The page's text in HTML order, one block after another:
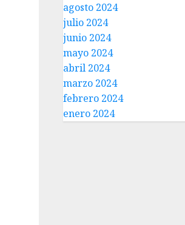
agosto 2024
julio 2024
junio 2024
mayo 2024
abril 2024
marzo 2024
febrero 2024
enero 2024